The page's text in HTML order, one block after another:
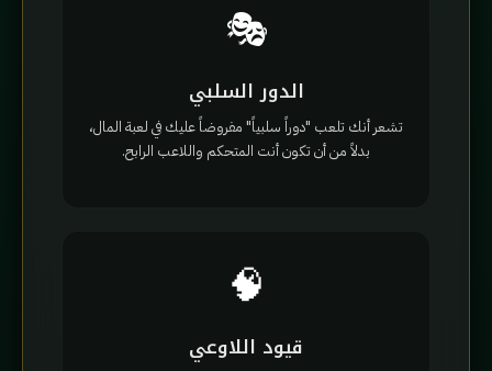
🎭
الدور السلبي
تشعر أنك تلعب "دوراً سلبياً" مفروضاً عليك في لعبة المال،
بدلاً من أن تكون أنت المتحكم واللاعب الرابح.
🧠
قيود اللاوعي